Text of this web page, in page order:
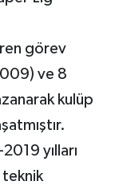
görev
ve 8
kulüp
yılları
teknik